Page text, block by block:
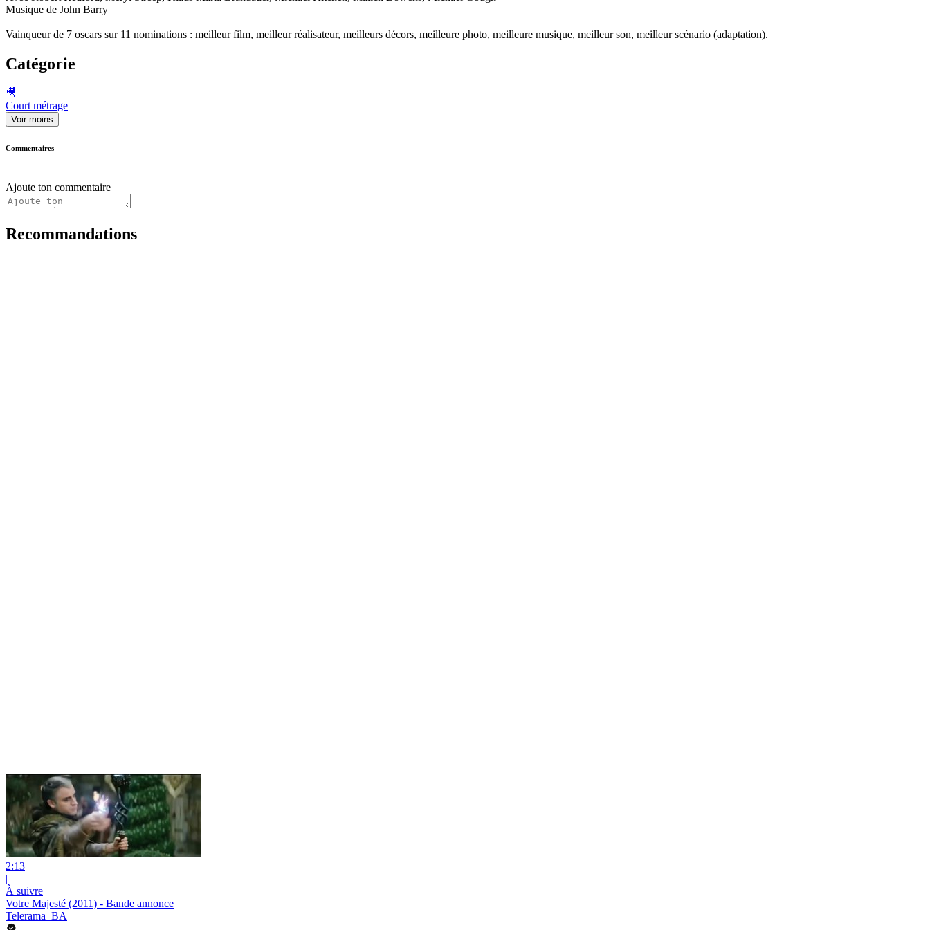
Musique de John Barry
Vainqueur de 7 oscars sur 11 nominations : meilleur film, meilleur réalisateur, meilleurs décors, meilleure photo, meilleure musique, meilleur son, meilleur scénario (adaptation).
Catégorie
🎥
Court métrage
Voir moins
Commentaires
Ajoute ton commentaire
Recommandations
2:13
|
À suivre
Votre Majesté (2011) - Bande annonce
Telerama_BA